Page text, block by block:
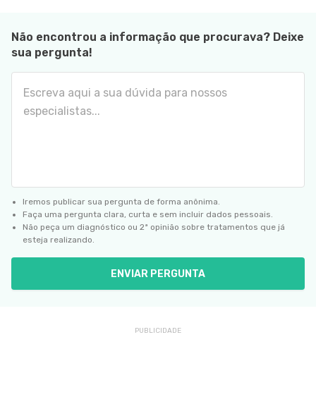
Não encontrou a informação que procurava? Deixe
sua pergunta!
Iremos publicar sua pergunta de forma anônima.
Faça uma pergunta clara, curta e sem incluir dados pessoais.
Não peça um diagnóstico ou 2ª opinião sobre tratamentos que já
esteja realizando.
ENVIAR PERGUNTA